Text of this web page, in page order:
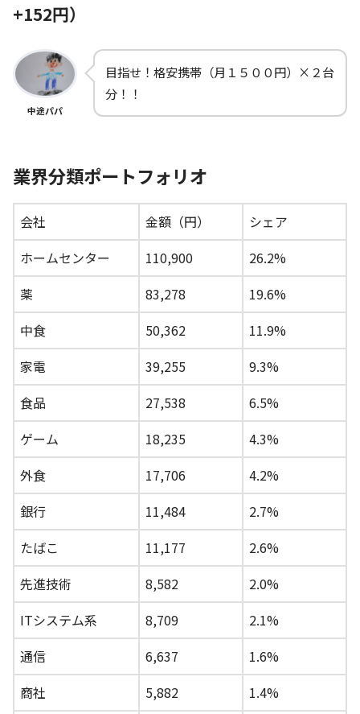
+152円）
中途パパ
目指せ！格安携帯（月１５００円）×２台
分！！
業界分類ポートフォリオ
会社 金額（円）
シェア
ホームセンター
110,900
26.2%
薬
83,278
19.6%
中食
50,362
11.9%
家電
39,255
9.3%
食品
27,538
6.5%
ゲーム
18,235
4.3%
外食
17,706
4.2%
銀行
11,484
2.7%
たばこ
11,177
2.6%
先進技術
8,582
2.0%
ITシステム系
8,709
2.1%
通信
6,637
1.6%
商社
5,882
1.4%